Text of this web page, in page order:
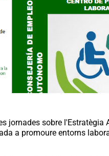
jornades sobre l'Estratègia
a promoure entorns